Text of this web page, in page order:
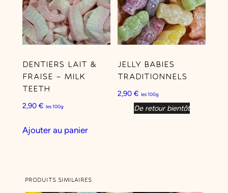
DENTIERS LAIT &
FRAISE – MILK
TEETH
2,90 € les 100g
Ajouter au panier
JELLY BABIES
TRADITIONNELS
2,90€ les 100g
De retour bientôt
PRODUITS SIMILAIRES